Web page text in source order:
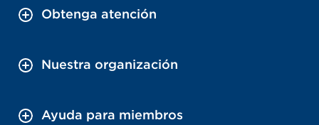
Obtenga atención
Nuestra organización
Ayuda para miembros